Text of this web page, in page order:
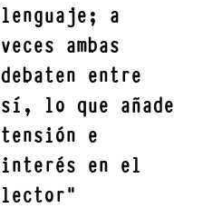
lenguaje; a
veces ambas
debaten entre
sí, lo que añade
tensión e
interés en el
lector"